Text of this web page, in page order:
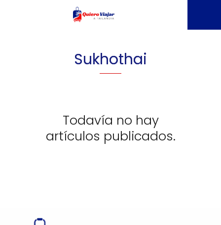
Sukhothai
Todavía no hay
artículos publicados.